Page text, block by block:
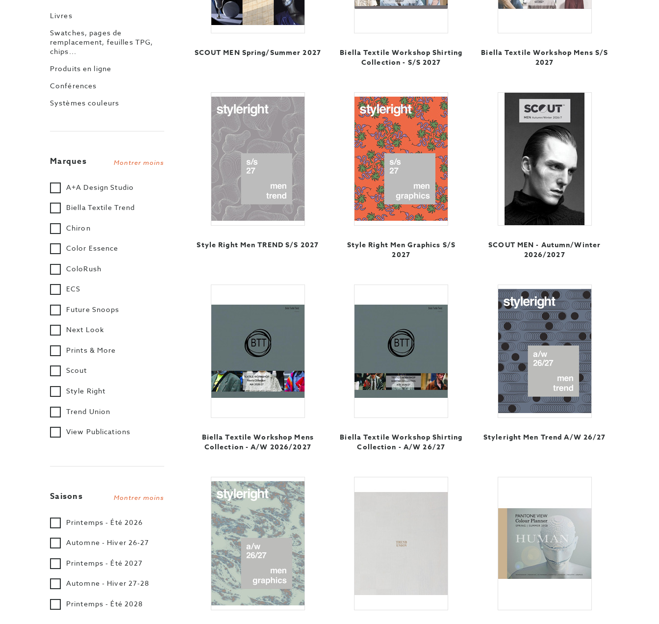
Livres
Swatches, pages de
remplacement, feuilles TPG,
chips...
Produits en ligne
Conférences
Systèmes couleurs
Marques Montrer moins
A+A Design Studio
Biella Textile Trend
Chiron
Color Essence
ColoRush
ECS
Future Snoops
Next Look
Prints & More
Scout
Style Right
Trend Union
View Publications
Saisons Montrer moins
Printemps - Été 2026
Automne - Hiver 26-27
Printemps - Été 2027
Automne - Hiver 27-28
Printemps - Été 2028
SCOUT MEN Spring/Summer 2027
Biella Textile Workshop Shirting
Collection - S/S 2027
Biella Textile Workshop Mens S/S
2027
Style Right Men TREND S/S 2027
Style Right Men Graphics S/S
2027
SCOUT MEN - Autumn/Winter
2026/2027
Biella Textile Workshop Mens
Collection - A/W 2026/2027
Biella Textile Workshop Shirting
Collection - A/W 26/27
Styleright Men Trend A/W 26/27